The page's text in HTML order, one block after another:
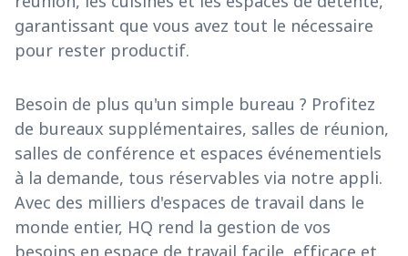
garantissant que vous avez tout le nécessaire
pour rester productif.
Besoin de plus qu'un simple bureau ? Profitez
de bureaux supplémentaires, salles de réunion,
salles de conférence et espaces événementiels
à la demande, tous réservables via notre appli.
Avec des milliers d'espaces de travail dans le
monde entier, HQ rend la gestion de vos
besoins en espace de travail facile, efficace et